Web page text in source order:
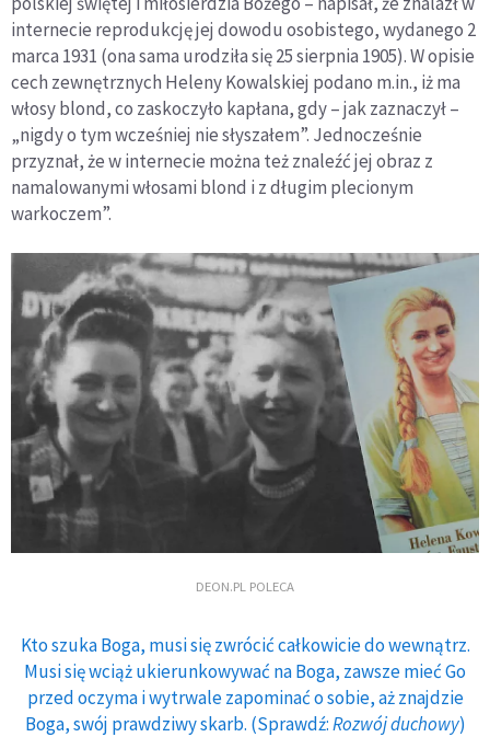
internecie reprodukcję jej dowodu osobistego, wydanego 2
marca 1931 (ona sama urodziła się 25 sierpnia 1905). W opisie
cech zewnętrznych Heleny Kowalskiej podano m.in., iż ma
włosy blond, co zaskoczyło kapłana, gdy – jak zaznaczył –
„nigdy o tym wcześniej nie słyszałem”. Jednocześnie
przyznał, że w internecie można też znaleźć jej obraz z
namalowanymi włosami blond i z długim plecionym
warkoczem”.
DEON.PL POLECA
Kto szuka Boga, musi się zwrócić całkowicie do wewnątrz.
Musi się wciąż ukierunkowywać na Boga, zawsze mieć Go
przed oczyma i wytrwale zapominać o sobie, aż znajdzie
Boga, swój prawdziwy skarb. (Sprawdź:Rozwój duchowy)